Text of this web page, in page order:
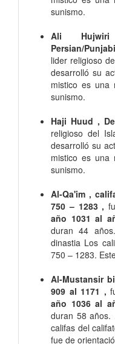
sunismo.
Ali
Persian/
lider religioso
desarrolló su
mistico es una
sunismo.
Haji Huud ,
religioso del
desarrolló su
mistico es una
sunismo.
Al-Qa'im ,
750 – 1283 ,
año 1031 al
duran 44
dinastia Los
750 – 1283.
Al-Mustansir
909 al 1171 ,
año 1036 al
duran 58 años.
califas del
fue de